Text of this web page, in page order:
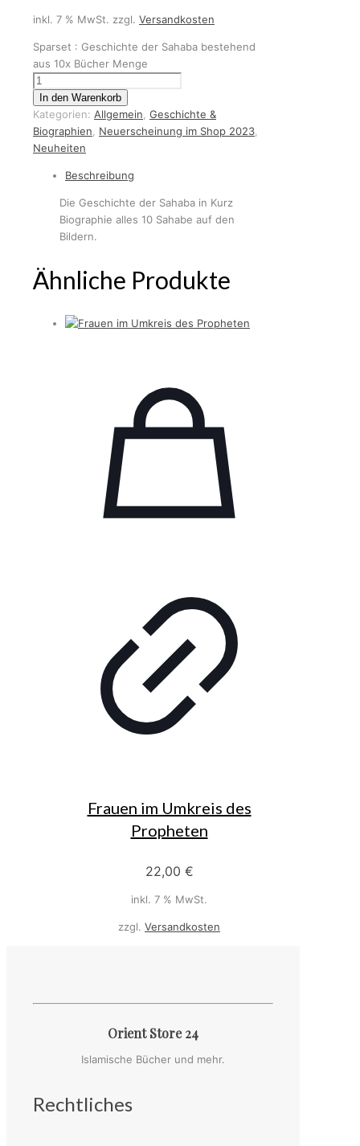
inkl. 7 % MwSt. zzgl. Versandkosten
Sparset : Geschichte der Sahaba bestehend
aus 10x Bücher Menge
In den Warenkorb
Kategorien: Allgemein, Geschichte &
Biographien, Neuerscheinung im Shop 2023,
Neuheiten
Beschreibung
Die Geschichte der Sahaba in Kurz
Biographie alles 10 Sahabe auf den
Bildern.
Ähnliche Produkte
Frauen im Umkreis des
Propheten
22,00 €
inkl. 7 % MwSt.
zzgl. Versandkosten
Orient Store 24
Islamische Bücher und mehr.
Rechtliches